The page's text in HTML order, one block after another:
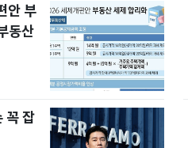
안 부
동산
꼭 잡